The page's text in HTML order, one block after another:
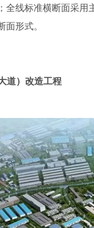
全线标准横断面采用
面形式。
道）改造工程